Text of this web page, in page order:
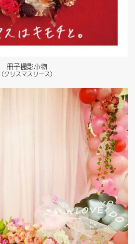
冊子撮影小物
（クリスマスリース）